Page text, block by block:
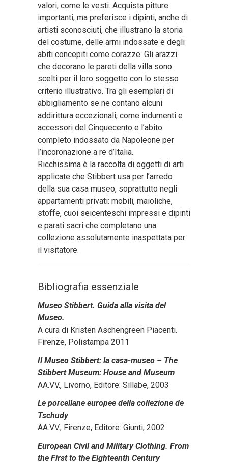
valori, come le vesti. Acquista pitture
importanti, ma preferisce i dipinti, anche di
artisti sconosciuti, che illustrano la storia
del costume, delle armi indossate e degli
abiti concepiti come corazze. Gli arazzi
che decorano le pareti della villa sono
scelti per il loro soggetto con lo stesso
criterio illustrativo. Tra gli esemplari di
abbigliamento se ne contano alcuni
addirittura eccezionali, come indumenti e
accessori del Cinquecento e l’abito
completo indossato da Napoleone per
l’incoronazione a re d’Italia.
Ricchissima è la raccolta di oggetti di arti
applicate che Stibbert usa per l’arredo
della sua casa museo, soprattutto negli
appartamenti privati: mobili, maioliche,
stoffe, cuoi seicenteschi impressi e dipinti
e parati sacri che completano una
collezione assolutamente inaspettata per
il visitatore.
Bibliografia essenziale
Museo Stibbert. Guida alla visita del
Museo.
A cura di Kristen Aschengreen Piacenti.
Firenze, Polistampa 2011
Il Museo Stibbert: la casa-museo – The
Stibbert Museum: House and Museum
AA.VV., Livorno, Editore: Sillabe, 2003
Le porcellane europee della collezione de
Tschudy
AA.VV., Firenze, Editore: Giunti, 2002
European Civil and Military Clothing. From
the First to the Eighteenth Century